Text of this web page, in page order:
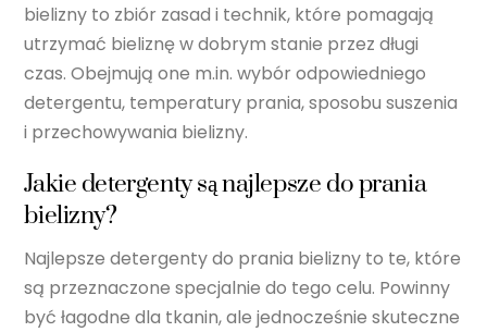
bielizny to zbiór zasad i technik, które pomagają
utrzymać bieliznę w dobrym stanie przez długi
czas. Obejmują one m.in. wybór odpowiedniego
detergentu, temperatury prania, sposobu suszenia
i przechowywania bielizny.
Jakie detergenty są najlepsze do prania
bielizny?
Najlepsze detergenty do prania bielizny to te, które
są przeznaczone specjalnie do tego celu. Powinny
być łagodne dla tkanin, ale jednocześnie skuteczne